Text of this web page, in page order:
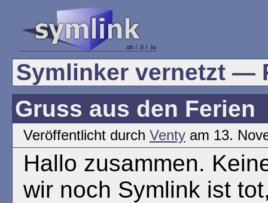
Symlinker vernetzt —
Gruss aus den Ferien
Veröffentlicht durch Venty am 13.
Hallo zusammen.
wir noch Symlink ist